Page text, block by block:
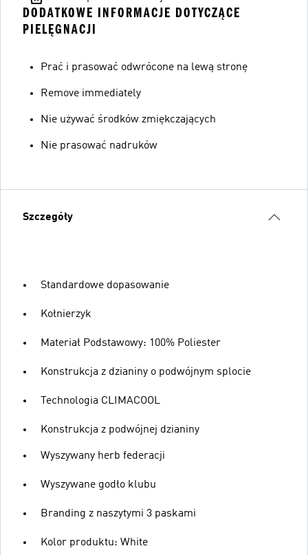
DODATKOWE INFORMACJE DOTYCZĄCE
PIELĘGNACJI
Prać i prasować odwrócone na lewą stronę
Remove immediately
Nie używać środków zmiękczających
Nie prasować nadruków
Szczegóły
Standardowe dopasowanie
Kołnierzyk
Materiał Podstawowy: 100% Poliester
Konstrukcja z dzianiny o podwójnym splocie
Technologia CLIMACOOL
Konstrukcja z podwójnej dzianiny
Wyszywany herb federacji
Wyszywane godło klubu
Branding z naszytymi 3 paskami
Kolor produktu: White